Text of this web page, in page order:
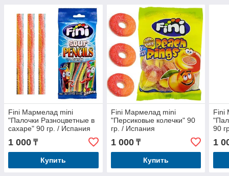
Fini Мармелад mini
"Палочки Разноцветные в
сахаре" 90 гр. / Испания
1 000 ₸
Купить
Fini Мармелад mini
"Персиковые колечки" 90
гр. / Испания
1 000₸
Купить
Fini
90
1